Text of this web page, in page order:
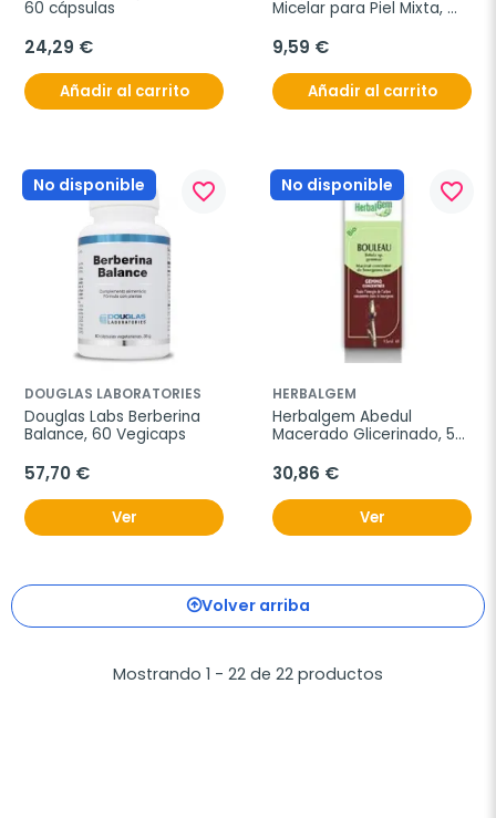
60 cápsulas
24,29 €
Añadir al carrito
Micelar para Piel Mixta,
9,59 €
Añadir al carrito
No disponible favorite_border
DOUGLAS LABORATORIES
Douglas Labs Berberina
Balance, 60 Vegicaps
57,70 €
Ver
No disponible favorite_border
HERBALGEM
Herbalgem Abedul
Macerado Glicerinado, 50
30,86 €
Ver
Volver arriba
Mostrando 1 - 22 de 22 productos